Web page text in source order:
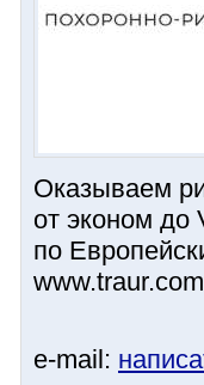
Оказываем
от эконом до
по
e-mail: